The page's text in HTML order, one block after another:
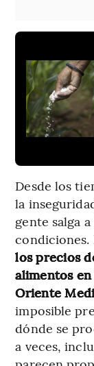
Desde los
la
gente salga
condiciones.
los precios
alimentos en
Oriente
imposible
dónde se
a veces,